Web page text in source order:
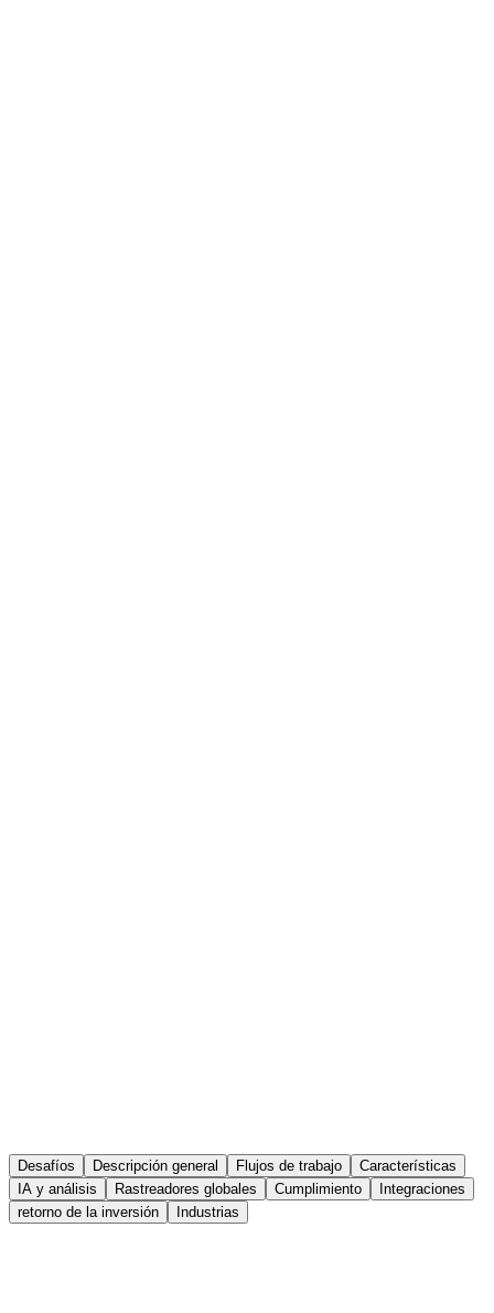
Desafíos Descripción general Flujos de trabajo
Características
IA y análisis
Rastreadores globales Cumplimiento
Integraciones
retorno de la inversión
Industrias